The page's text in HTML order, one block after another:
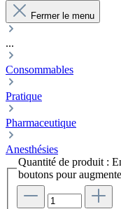
Fermer le menu
...
Consommables
Pratique
Pharmaceutique
Anesthésies
Quantité de produit :
boutons pour